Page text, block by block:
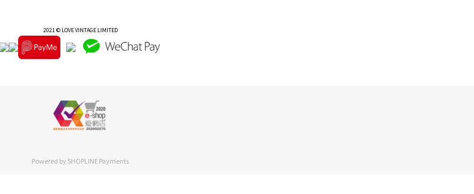
2021 © LOVE VINTAGE LIMITED
Powered bySHOPLINE Payments